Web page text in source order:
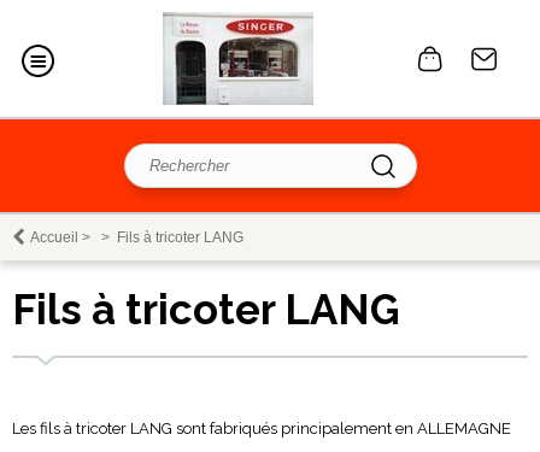
Accueil > > Fils à tricoter LANG
Fils à tricoter LANG
Les fils à tricoter LANG sont fabriqués principalement en ALLEMAGNE